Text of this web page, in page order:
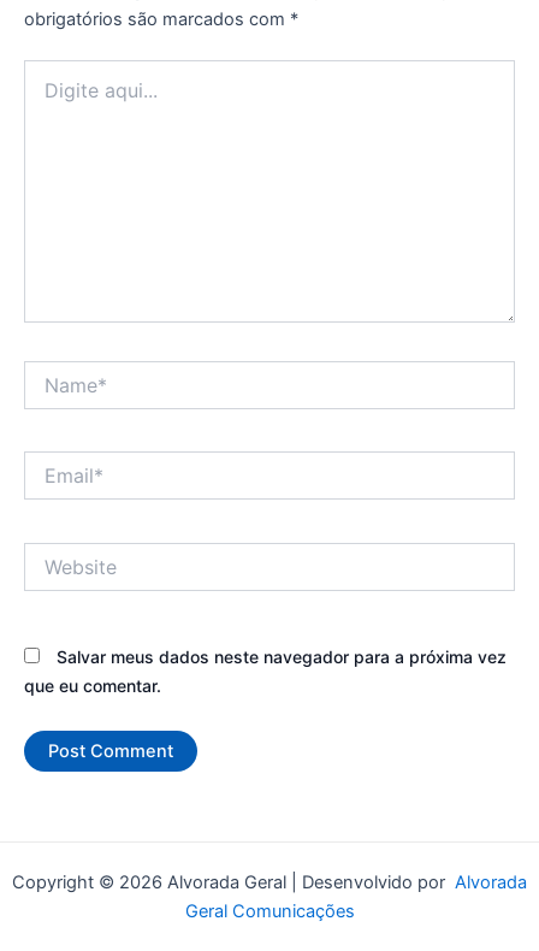
obrigatórios são marcados com *
aqui...
Salvar meus dados neste navegador para a próxima vez
que eu comentar.
Copyright © 2026 Alvorada Geral | Desenvolvido por Alvorada
Geral Comunicações